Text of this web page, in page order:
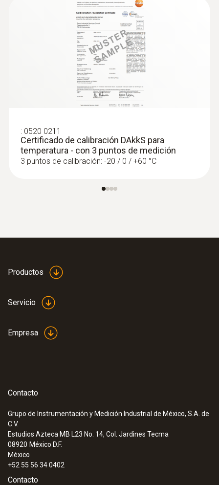
: 0520 0211
Certificado de calibración DAkkS para
temperatura - con 3 puntos de medición
3 puntos de calibración: -20 / 0 / +60 °C
Productos
Servicio
Empresa
Contacto
Grupo de Instrumentación y Medición Industrial de México, S.A. de
C.V.
Estudios Azteca MB L23 No. 14, Col. Jardines Tecma
08920 México D.F.
México
+52 55 56 34 0402
Contacto